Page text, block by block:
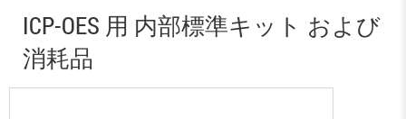
ICP-OES 用 内部標準キット および
消耗品